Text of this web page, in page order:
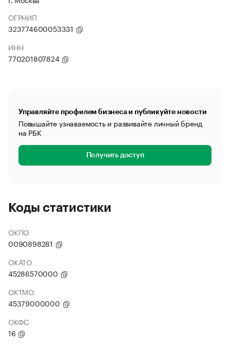
ОГРНИП
323774600053331
ИНН
770201807824
Управляйте профилем бизнеса и публикуйте новости
Повышайте узнаваемость и развивайте личный бренд
на РБК
Получить доступ
Коды статистики
ОКПО
0090898281
ОКАТО
45286570000
ОКТМО
45379000000
ОКФС
16